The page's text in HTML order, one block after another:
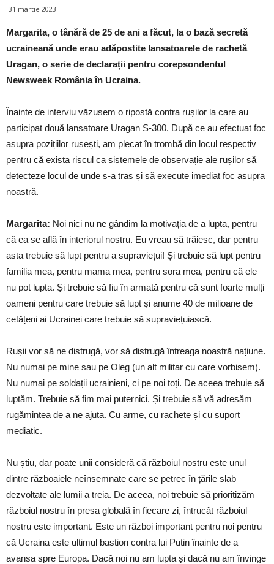
31 martie 2023
Margarita, o tânără de 25 de ani a făcut, la o bază secretă
ucraineană unde erau adăpostite lansatoarele de rachetă
Uragan, o serie de declarații pentru corepsondentul
Newsweek România în Ucraina.
Înainte de interviu văzusem o ripostă contra rușilor la care au
participat două lansatoare Uragan S-300. După ce au efectuat foc
asupra pozițiilor rusești, am plecat în trombă din locul respectiv
pentru că exista riscul ca sistemele de observație ale rușilor să
detecteze locul de unde s-a tras și să execute imediat foc asupra
noastră.
Margarita: Noi nici nu ne gândim la motivația de a lupta, pentru
că ea se află în interiorul nostru. Eu vreau să trăiesc, dar pentru
asta trebuie să lupt pentru a supraviețui! Și trebuie să lupt pentru
familia mea, pentru mama mea, pentru sora mea, pentru că ele
nu pot lupta. Și trebuie să fiu în armată pentru că sunt foarte mulți
oameni pentru care trebuie să lupt și anume 40 de milioane de
cetățeni ai Ucrainei care trebuie să supraviețuiască.
Rușii vor să ne distrugă, vor să distrugă întreaga noastră națiune.
Nu numai pe mine sau pe Oleg (un alt militar cu care vorbisem).
Nu numai pe soldații ucrainieni, ci pe noi toți. De aceea trebuie să
luptăm. Trebuie să fim mai puternici. Și trebuie să vă adresăm
rugămintea de a ne ajuta. Cu arme, cu rachete și cu suport
mediatic.
Nu știu, dar poate unii consideră că războiul nostru este unul
dintre războaiele neînsemnate care se petrec în țările slab
dezvoltate ale lumii a treia. De aceea, noi trebuie să prioritizăm
războiul nostru în presa globală în fiecare zi, întrucât războiul
nostru este important. Este un război important pentru noi pentru
că Ucraina este ultimul bastion contra lui Putin înainte de a
avansa spre Europa. Dacă noi nu am lupta și dacă nu am învinge